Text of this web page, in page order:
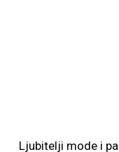
Ljubitelji mode i